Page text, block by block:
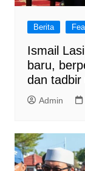
Berita
Ismail
baru,
dan tadbir
Admin